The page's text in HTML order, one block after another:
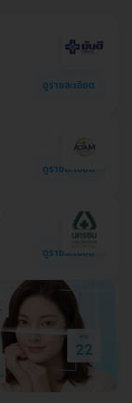
ดูรายละเอียด
ดูรายละเอียด
ดูรายละเอียด